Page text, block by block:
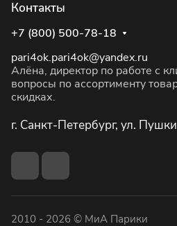
Контакты
+7 (800) 500-78-18
pari4ok.pari4ok@yandex.ru
Алёна, директор по работе с
вопросы по ассортименту
скидках.
г. Санкт-Петербург, ул.
2010 - 2026 © МиА Парики